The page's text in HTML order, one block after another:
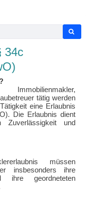
34c
tätig werden
eine Erlaubnis
Die Erlaubnis dient
Zuverlässigkeit und
müssen
insbesonders ihre
ihre geordneteten